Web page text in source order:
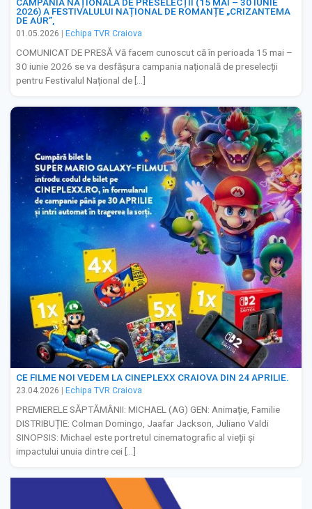
2026) A FESTIVALULUI NAȚIONAL DE ROMANȚE „CRIZANTEMA
DE AUR”,
01.05.2026 | Echipa TVR Craiova
COMUNICAT DE PRESĂ Vă facem cunoscut că în perioada 15 mai –
30 iunie 2026 se va desfășura campania națională de preselecții
pentru Festivalul Național de […]
CE FILME NOI VEDEM LA CINEPLEXX CRAIOVA DIN 24 APRILIE.
23.04.2026 Echipa TVR Craiova
PREMIERELE SĂPTĂMÂNII: MICHAEL (AG) GEN: Animaţie, Familie
DISTRIBUȚIE: Colman Domingo, Jaafar Jackson, Juliano Valdi
SINOPSIS: Michael este portretul cinematografic al vieții și
impactului unuia dintre cei […]